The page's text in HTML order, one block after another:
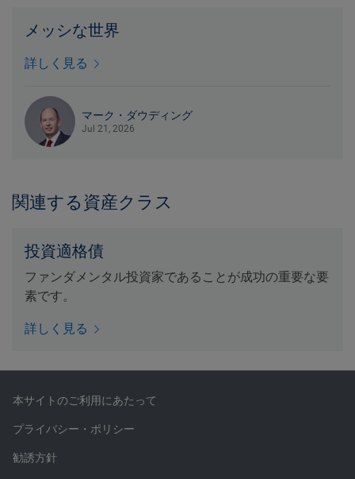
メッシな世界
詳しく見る
マーク・ダウディング
Jul 21, 2026
関連する資産クラス
投資適格債
ファンダメンタル投資家であることが成功の重要な要
素です。
詳しく見る
本サイトのご利用にあたって
プライバシー・ポリシー
勧誘方針